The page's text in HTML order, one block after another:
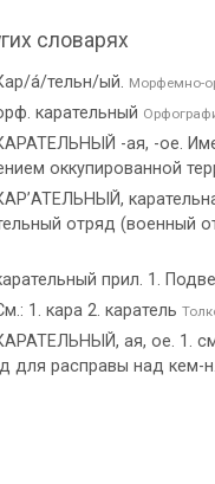
словарях
а́/тельн/ый. Морфемно-
карательный
-ая, -ое.
оккупированной
отряд (военный
прил. 1.
1. кара 2. каратель
ая, ое. 1.
для расправы над кем-